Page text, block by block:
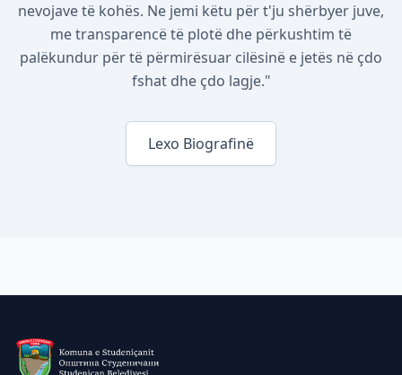
nevojave të kohës. Ne jemi këtu për t'ju shërbyer juve,
me transparencë të plotë dhe përkushtim të
palëkundur për të përmirësuar cilësinë e jetës në çdo
fshat dhe çdo lagje."
Lexo Biografinë